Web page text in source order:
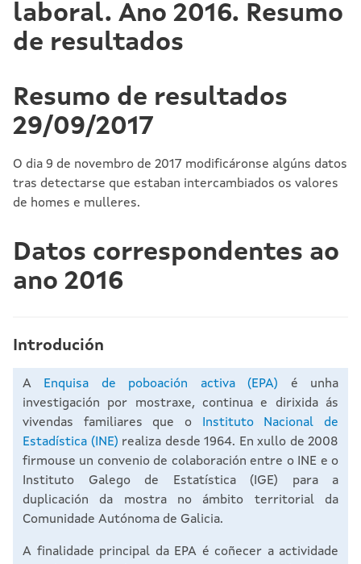
laboral. Ano 2016. Resumo
de resultados
Resumo de resultados
29/09/2017
O dia 9 de novembro de 2017 modificáronse algúns datos
tras detectarse que estaban intercambiados os valores
de homes e mulleres.
Datos correspondentes ao
ano 2016
Introdución
A Enquisa de poboación activa (EPA) é unha
investigación por mostraxe, continua e dirixida ás
vivendas familiares que o Instituto Nacional de
Estadística (INE) realiza desde 1964. En xullo de 2008
firmouse un convenio de colaboración entre o INE e o
Instituto Galego de Estatística (IGE) para a
duplicación da mostra no ámbito territorial da
Comunidade Autónoma de Galicia.
A finalidade principal da EPA é coñecer a actividade